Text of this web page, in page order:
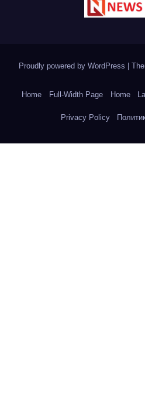
Proudly powered by WordPress
Home Full-Width Page Home
Privacy Policy